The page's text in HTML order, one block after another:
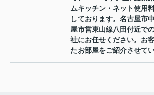
ムキッチン・ネット使用
しております。名古屋市
屋市営東山線八田付近で
社にお任せください。お
たお部屋をご紹介させて